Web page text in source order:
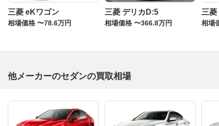
三菱 eKワゴン
相場価格 〜78.6万円
三菱 デリカD:5
相場価格 〜366.8万円
三菱
相場
他メーカーのセダンの買取相場